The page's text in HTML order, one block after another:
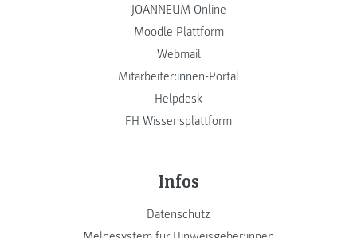
JOANNEUM Online
Moodle Plattform
Webmail
Mitarbeiter:innen-Portal
Helpdesk
FH Wissensplattform
Infos
Datenschutz